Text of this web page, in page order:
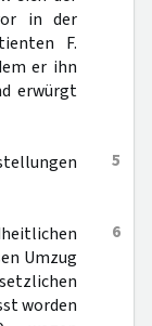
in der
F.
er ihn
erwürgt
5
6
Umzug
worden